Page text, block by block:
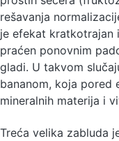
rešavanja
je efekat kratkotrajan
praćen ponovnim
gladi. U takvom
bananom, koja pored
mineralnih materija i
Treća velika zabluda